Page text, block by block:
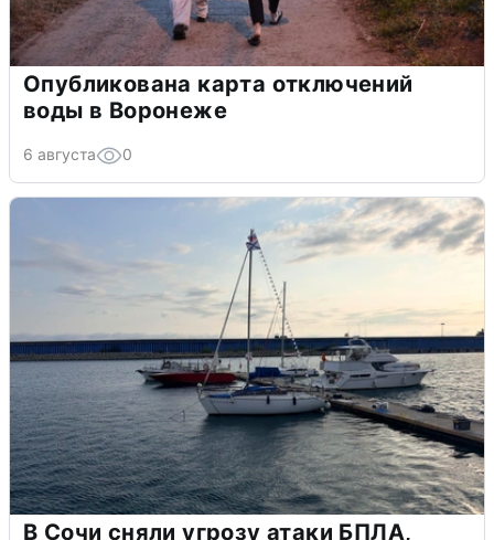
Опубликована карта отключений
воды в Воронеже
6 августа 0
В Сочи сняли угрозу атаки БПЛА,